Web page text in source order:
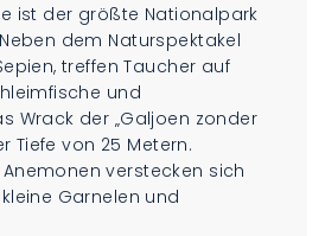
ist der größte Nationalpark
dem Naturspektakel
treffen Taucher auf
und
Wrack der „Galjoen zonder
Tiefe von 25 Metern.
verstecken sich
Garnelen und